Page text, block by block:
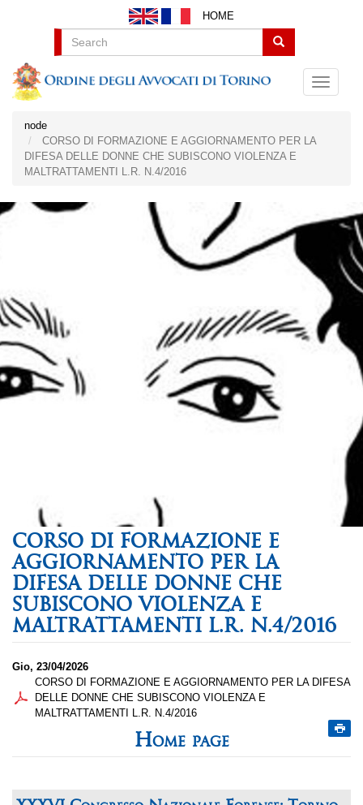
HOME
Search
node
CORSO DI FORMAZIONE E AGGIORNAMENTO PER LA
DIFESA DELLE DONNE CHE SUBISCONO VIOLENZA E
MALTRATTAMENTI L.R. N.4/2016
CORSO DI FORMAZIONE E
AGGIORNAMENTO PER LA
DIFESA DELLE DONNE CHE
SUBISCONO VIOLENZA E
MALTRATTAMENTI L.R. N.4/2016
Gio, 23/04/2026
CORSO DI FORMAZIONE E AGGIORNAMENTO PER LA DIFESA
DELLE DONNE CHE SUBISCONO VIOLENZA E
MALTRATTAMENTI L.R. N.4/2016
Home page